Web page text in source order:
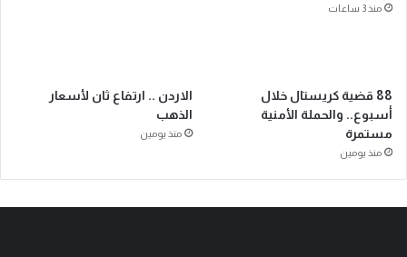
منذ 3 ساعات
88 قضية كريستال خلال
أسبوع.. والحملة الأمنية
مستمرة
منذ يومين
الاردن .. ارتفاع ثان لأسعار
الذهب
منذ يومين